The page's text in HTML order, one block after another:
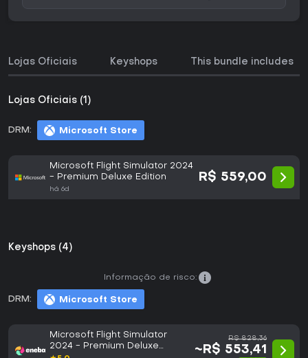
Lojas Oficiais Keyshops This bundle includes
Lojas Oficiais (1)
DRM: Microsoft Store
Microsoft Flight Simulator 2024
- Premium Deluxe Edition
há 6d
R$ 559,00
Keyshops (4)
DRM: Microsoft Store
Informação de risco:
Microsoft Flight Simulator
2024 - Premium Deluxe
R$ 828,36
~R$ 553,41